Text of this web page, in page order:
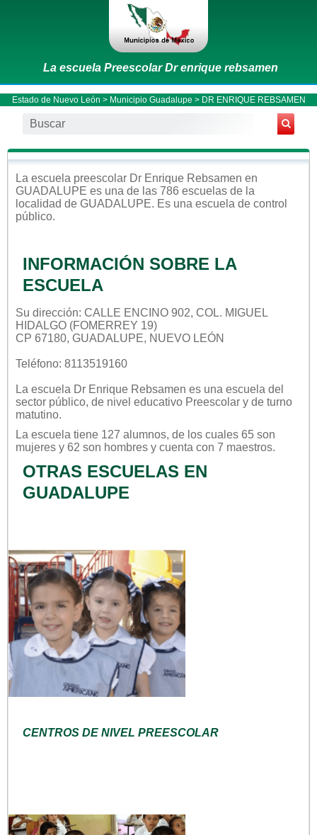
La escuela Preescolar Dr enrique rebsamen
Estado de Nuevo León > Municipio Guadalupe > DR ENRIQUE REBSAMEN
La escuela preescolar Dr Enrique Rebsamen en
GUADALUPE es una de las 786 escuelas de la
localidad de GUADALUPE. Es una escuela de control
público.
INFORMACIÓN SOBRE LA
ESCUELA
Su dirección: CALLE ENCINO 902, COL. MIGUEL
HIDALGO (FOMERREY 19)
CP 67180, GUADALUPE, NUEVO LEÓN
Teléfono: 8113519160
La escuela Dr Enrique Rebsamen es una escuela del
sector público, de nivel educativo Preescolar y de turno
matutino.
La escuela tiene 127 alumnos, de los cuales 65 son
mujeres y 62 son hombres y cuenta con 7 maestros.
OTRAS ESCUELAS EN
GUADALUPE
CENTROS DE NIVEL PREESCOLAR